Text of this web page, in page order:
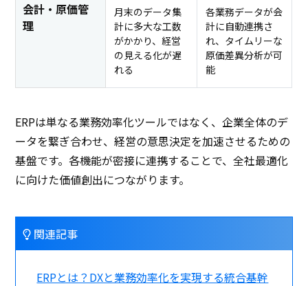
会計・原価管
理
月末のデータ集
計に多大な工数
がかかり、経営
の見える化が遅
れる
各業務データが会
計に自動連携さ
れ、タイムリーな
原価差異分析が可
能
ERPは単なる業務効率化ツールではなく、企業全体のデ
ータを繋ぎ合わせ、経営の意思決定を加速させるための
基盤です。各機能が密接に連携することで、全社最適化
に向けた価値創出につながります。
関連記事
ERPとは？DXと業務効率化を実現する統合基幹